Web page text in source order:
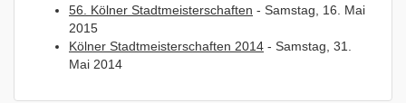
56. Kölner Stadtmeisterschaften - Samstag, 16. Mai
2015
Kölner Stadtmeisterschaften 2014 - Samstag, 31.
Mai 2014